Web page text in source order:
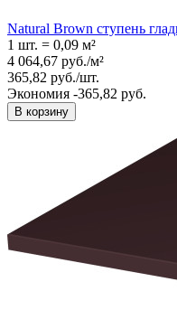
Natural Brown ступень
1 шт. = 0,09 м²
4 064,67 руб./м²
365,82 руб./шт.
Экономия -365,82 руб.
В корзину